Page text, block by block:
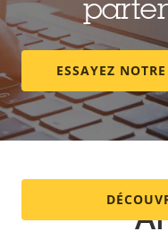
également dans les
2 groupes et ne
boîtier s'enclenche
d'induction est
de transmettre le
personne.
ESSAYEZ